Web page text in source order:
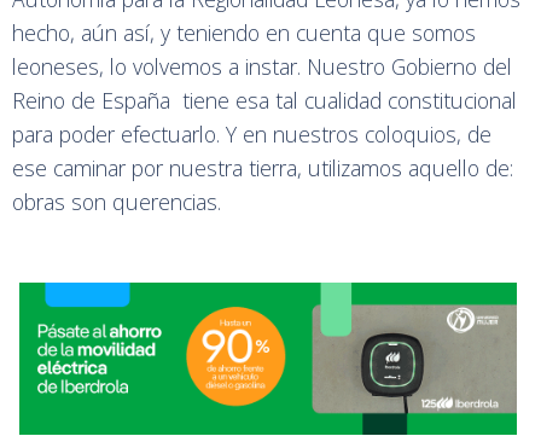
hecho, aún así, y teniendo en cuenta que somos
leoneses, lo volvemos a instar. Nuestro Gobierno del
Reino de España tiene esa tal cualidad constitucional
para poder efectuarlo. Y en nuestros coloquios, de
ese caminar por nuestra tierra, utilizamos aquello de:
obras son querencias.